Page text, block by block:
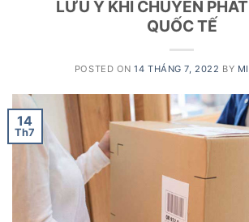
LƯU Ý KHI CHUYỂN
QUỐC TẾ
POSTED ON14 THÁNG 7, 2022 BY
14
Th7